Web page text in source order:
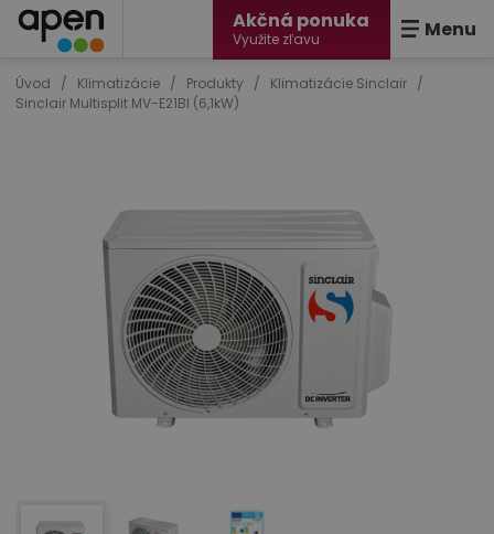
Akčná ponuka
Využite zľavu Menu
Úvod / Klimatizácie / Produkty / Klimatizácie Sinclair /
Sinclair Multisplit MV-E21BI (6,1kW)